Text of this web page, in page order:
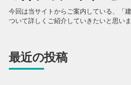
最近の投稿